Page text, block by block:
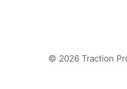
© 2026 Traction